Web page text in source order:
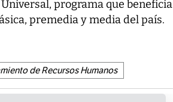
programa que beneficia
premedia y media del país.
de Recursos Humanos